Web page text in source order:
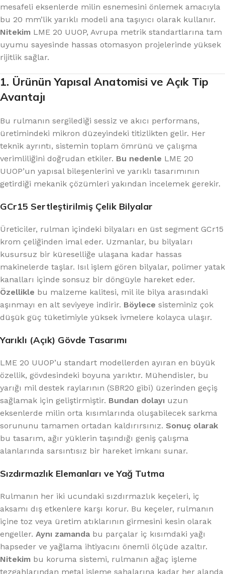
mesafeli eksenlerde milin esnemesini önlemek amacıyla
bu 20 mm’lik yarıklı modeli ana taşıyıcı olarak kullanır.
Nitekim LME 20 UUOP, Avrupa metrik standartlarına tam
uyumu sayesinde hassas otomasyon projelerinde yüksek
rijitlik sağlar.
1. Ürünün Yapısal Anatomisi ve Açık Tip
Avantajı
Bu rulmanın sergilediği sessiz ve akıcı performans,
üretimindeki mikron düzeyindeki titizlikten gelir. Her
teknik ayrıntı, sistemin toplam ömrünü ve çalışma
verimliliğini doğrudan etkiler. Bu nedenle LME 20
UUOP’un yapısal bileşenlerini ve yarıklı tasarımının
getirdiği mekanik çözümleri yakından incelemek gerekir.
GCr15 Sertleştirilmiş Çelik Bilyalar
Üreticiler, rulman içindeki bilyaları en üst segment GCr15
krom çeliğinden imal eder. Uzmanlar, bu bilyaları
kusursuz bir küreselliğe ulaşana kadar hassas
makinelerde taşlar. Isıl işlem gören bilyalar, polimer yatak
kanalları içinde sonsuz bir döngüyle hareket eder.
Özellikle bu malzeme kalitesi, mil ile bilya arasındaki
aşınmayı en alt seviyeye indirir. Böylece sisteminiz çok
düşük güç tüketimiyle yüksek ivmelere kolayca ulaşır.
Yarıklı (Açık) Gövde Tasarımı
LME 20 UUOP’u standart modellerden ayıran en büyük
özellik, gövdesindeki boyuna yarıktır. Mühendisler, bu
yarığı mil destek raylarının (SBR20 gibi) üzerinden geçiş
sağlamak için geliştirmiştir. Bundan dolayı uzun
eksenlerde milin orta kısımlarında oluşabilecek sarkma
sorununu tamamen ortadan kaldırırsınız. Sonuç olarak
bu tasarım, ağır yüklerin taşındığı geniş çalışma
alanlarında sarsıntısız bir hareket imkanı sunar.
Sızdırmazlık Elemanları ve Yağ Tutma
Rulmanın her iki ucundaki sızdırmazlık keçeleri, iç
aksamı dış etkenlere karşı korur. Bu keçeler, rulmanın
içine toz veya üretim atıklarının girmesini kesin olarak
engeller. Aynı zamanda bu parçalar iç kısımdaki yağı
hapseder ve yağlama ihtiyacını önemli ölçüde azaltır.
Nitekim bu koruma sistemi, rulmanın ağaç işleme
tezgahlarından metal işleme sahalarına kadar her alanda